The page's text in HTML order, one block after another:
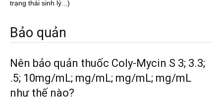
trạng thái sinh lý...)
Bảo quản
Nên bảo quản thuốc Coly-Mycin S 3; 3.3;
.5; 10mg/mL; mg/mL; mg/mL; mg/mL
như thế nào?